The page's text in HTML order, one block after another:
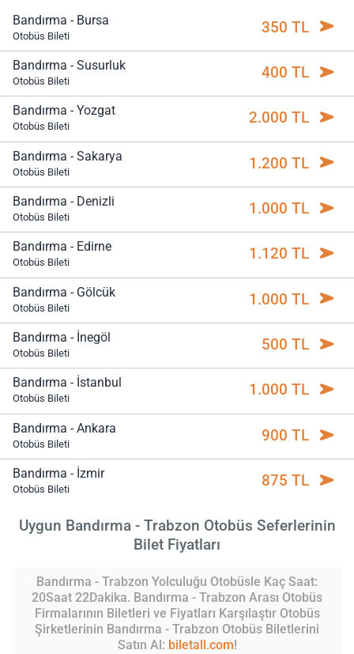
Bandırma - Bursa
Otobüs Bileti 350 TL
Bandırma - Susurluk
Otobüs Bileti 400 TL
Bandırma - Yozgat
Otobüs Bileti 2.000 TL
Bandırma - Sakarya
Otobüs Bileti 1.200 TL
Bandırma - Denizli
Otobüs Bileti 1.000 TL
Bandırma - Edirne
Otobüs Bileti 1.120 TL
Bandırma - Gölcük
Otobüs Bileti 1.000 TL
Bandırma - İnegöl
Otobüs Bileti 500 TL
Bandırma - İstanbul
Otobüs Bileti 1.000 TL
Bandırma - Ankara
Otobüs Bileti 900 TL
Bandırma - İzmir
Otobüs Bileti 875 TL
Uygun Bandırma - Trabzon Otobüs Seferlerinin
Bilet Fiyatları
Bandırma - Trabzon Yolculuğu Otobüsle Kaç Saat:
20Saat 22Dakika. Bandırma - Trabzon Arası Otobüs
Firmalarının Biletleri ve Fiyatları Karşılaştır Otobüs
Şirketlerinin Bandırma - Trabzon Otobüs Biletlerini
Satın Al: biletall.com!